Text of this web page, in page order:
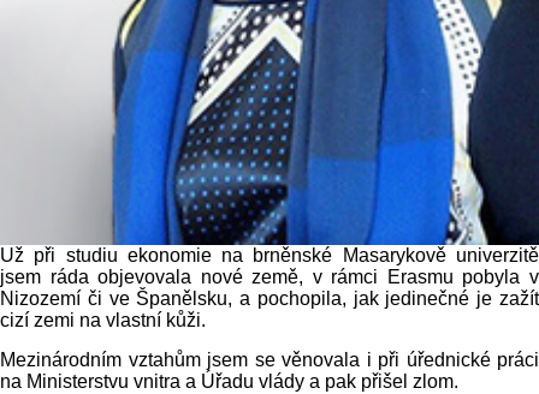
Už při studiu ekonomie na brněnské Masarykově univerzitě
jsem ráda objevovala nové země, v rámci Erasmu pobyla v
Nizozemí či ve Španělsku, a pochopila, jak jedinečné je zažít
cizí zemi na vlastní kůži.
Mezinárodním vztahům jsem se věnovala i při úřednické práci
na Ministerstvu vnitra a Úřadu vlády a pak přišel zlom.